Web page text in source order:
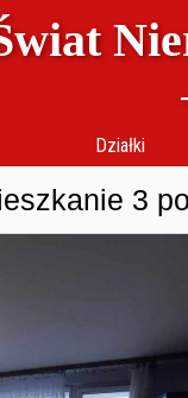
-
Działki
3